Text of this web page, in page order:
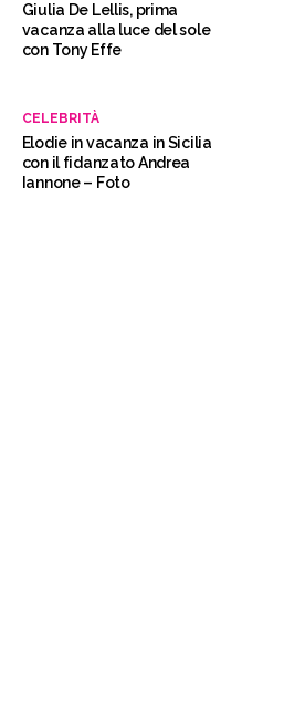
Giulia De Lellis, prima
vacanza alla luce del sole
con Tony Effe
CELEBRITÀ
Elodie in vacanza in Sicilia
con il fidanzato Andrea
Iannone – Foto